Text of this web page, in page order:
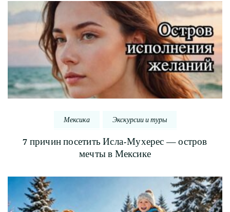
Мексика Экскурсии и туры
7 причин посетить Исла-Мухерес — остров
мечты в Мексике